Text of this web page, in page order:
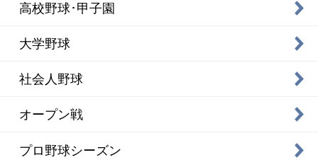
高校野球･甲子園
大学野球
社会人野球
オープン戦
プロ野球シーズン